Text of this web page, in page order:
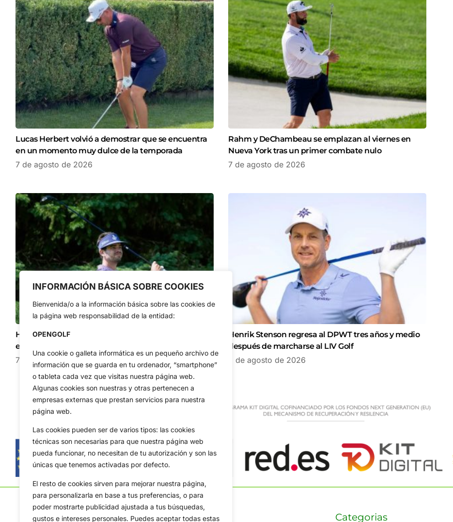
INFORMACIÓN BÁSICA SOBRE COOKIES
Bienvenida/o a la información básica sobre las cookies de
la página web responsabilidad de la entidad:
OPENGOLF
Una cookie o galleta informática es un pequeño archivo de
información que se guarda en tu ordenador, “smartphone”
o tableta cada vez que visitas nuestra página web.
Algunas cookies son nuestras y otras pertenecen a
empresas externas que prestan servicios para nuestra
página web.
Las cookies pueden ser de varios tipos: las cookies
técnicas son necesarias para que nuestra página web
pueda funcionar, no necesitan de tu autorización y son las
únicas que tenemos activadas por defecto.
El resto de cookies sirven para mejorar nuestra página,
para personalizarla en base a tus preferencias, o para
poder mostrarte publicidad ajustada a tus búsquedas,
gustos e intereses personales. Puedes aceptar todas estas
Lucas Herbert volvió a demostrar que se encuentra
en un momento muy dulce de la temporada
7 de agosto de 2026
Rahm y DeChambeau se emplazan al viernes en
Nueva York tras un primer combate nulo
7 de agosto de 2026
Hossler, dispuesto a remontar y dar la campanada
esta semana en el Wyndham Championship
7 de agosto de 2026
Henrik Stenson regresa al DPWT tres años y medio
después de marcharse al LIV Golf
6 de agosto de 2026
Categorias